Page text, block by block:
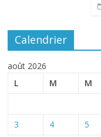
Calendrier
août 2026
L
M M
3
4 5